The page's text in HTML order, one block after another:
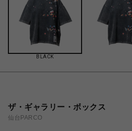
BLACK
ザ・ギャラリー・ボックス
仙台PARCO